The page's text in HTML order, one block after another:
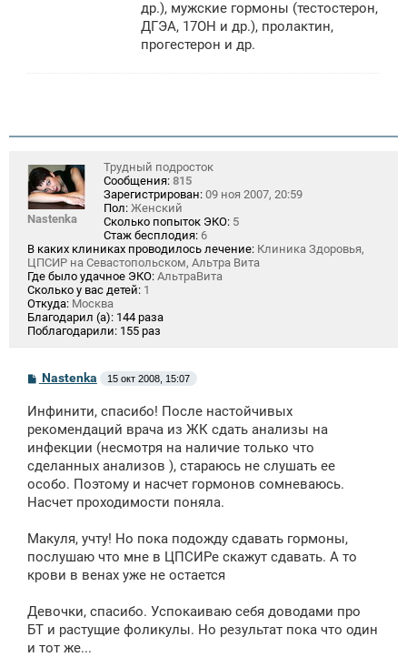
др.), мужские гормоны (тестостерон,
ДГЭА, 17ОН и др.), пролактин,
прогестерон и др.
Nastenka
Трудный подросток
Сообщения: 815
Зарегистрирован: 09 ноя 2007, 20:59
Пол: Женский
Сколько попыток ЭКО: 5
Стаж бесплодия: 6
В каких клиниках проводилось лечение: Клиника Здоровья,
ЦПСИР на Севастопольском, Альтра Вита
Где было удачное ЭКО: АльтраВита
Сколько у вас детей: 1
Откуда: Москва
Благодарил (а): 144 раза
Поблагодарили: 155 раз
С
б
щ
н
и
Nastenka 15 окт 2008, 15:07
Инфинити, спасибо! После настойчивых
рекомендаций врача из ЖК сдать анализы на
инфекции (несмотря на наличие только что
сделанных анализов ), стараюсь не слушать ее
особо. Поэтому и насчет гормонов сомневаюсь.
Насчет проходимости поняла.
Макуля, учту! Но пока подожду сдавать гормоны,
послушаю что мне в ЦПСИРе скажут сдавать. А то
крови в венах уже не остается
Девочки, спасибо. Успокаиваю себя доводами про
БТ и растущие фоликулы. Но результат пока что один
и тот же...